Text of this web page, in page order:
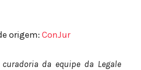
origem: ConJur
da equipe da Legale